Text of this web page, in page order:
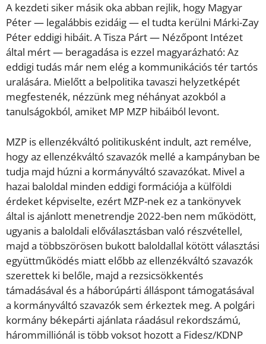
A kezdeti siker másik oka abban rejlik, hogy Magyar
Péter — legalábbis ezidáig — el tudta kerülni Márki-Zay
Péter eddigi hibáit. A Tisza Párt — Nézőpont Intézet
által mért — beragadása is ezzel magyarázható: Az
eddigi tudás már nem elég a kommunikációs tér tartós
uralására. Mielőtt a belpolitika tavaszi helyzetképét
megfestenék, nézzünk meg néhányat azokból a
tanulságokból, amiket MP MZP hibáiból levont.
MZP is ellenzékváltó politikusként indult, azt remélve,
hogy az ellenzékváltó szavazók mellé a kampányban be
tudja majd húzni a kormányváltó szavazókat. Mivel a
hazai baloldal minden eddigi formációja a külföldi
érdeket képviselte, ezért MZP-nek ez a tankönyvek
által is ajánlott menetrendje 2022-ben nem működött,
ugyanis a baloldali előválasztásban való részvétellel,
majd a többszörösen bukott baloldallal kötött választási
együttműködés miatt előbb az ellenzékváltó szavazók
szerettek ki belőle, majd a rezsicsökkentés
támadásával és a háborúpárti álláspont támogatásával
a kormányváltó szavazók sem érkeztek meg. A polgári
kormány békepárti ajánlata ráadásul rekordszámú,
hárommilliónál is több voksot hozott a Fidesz/KDNP